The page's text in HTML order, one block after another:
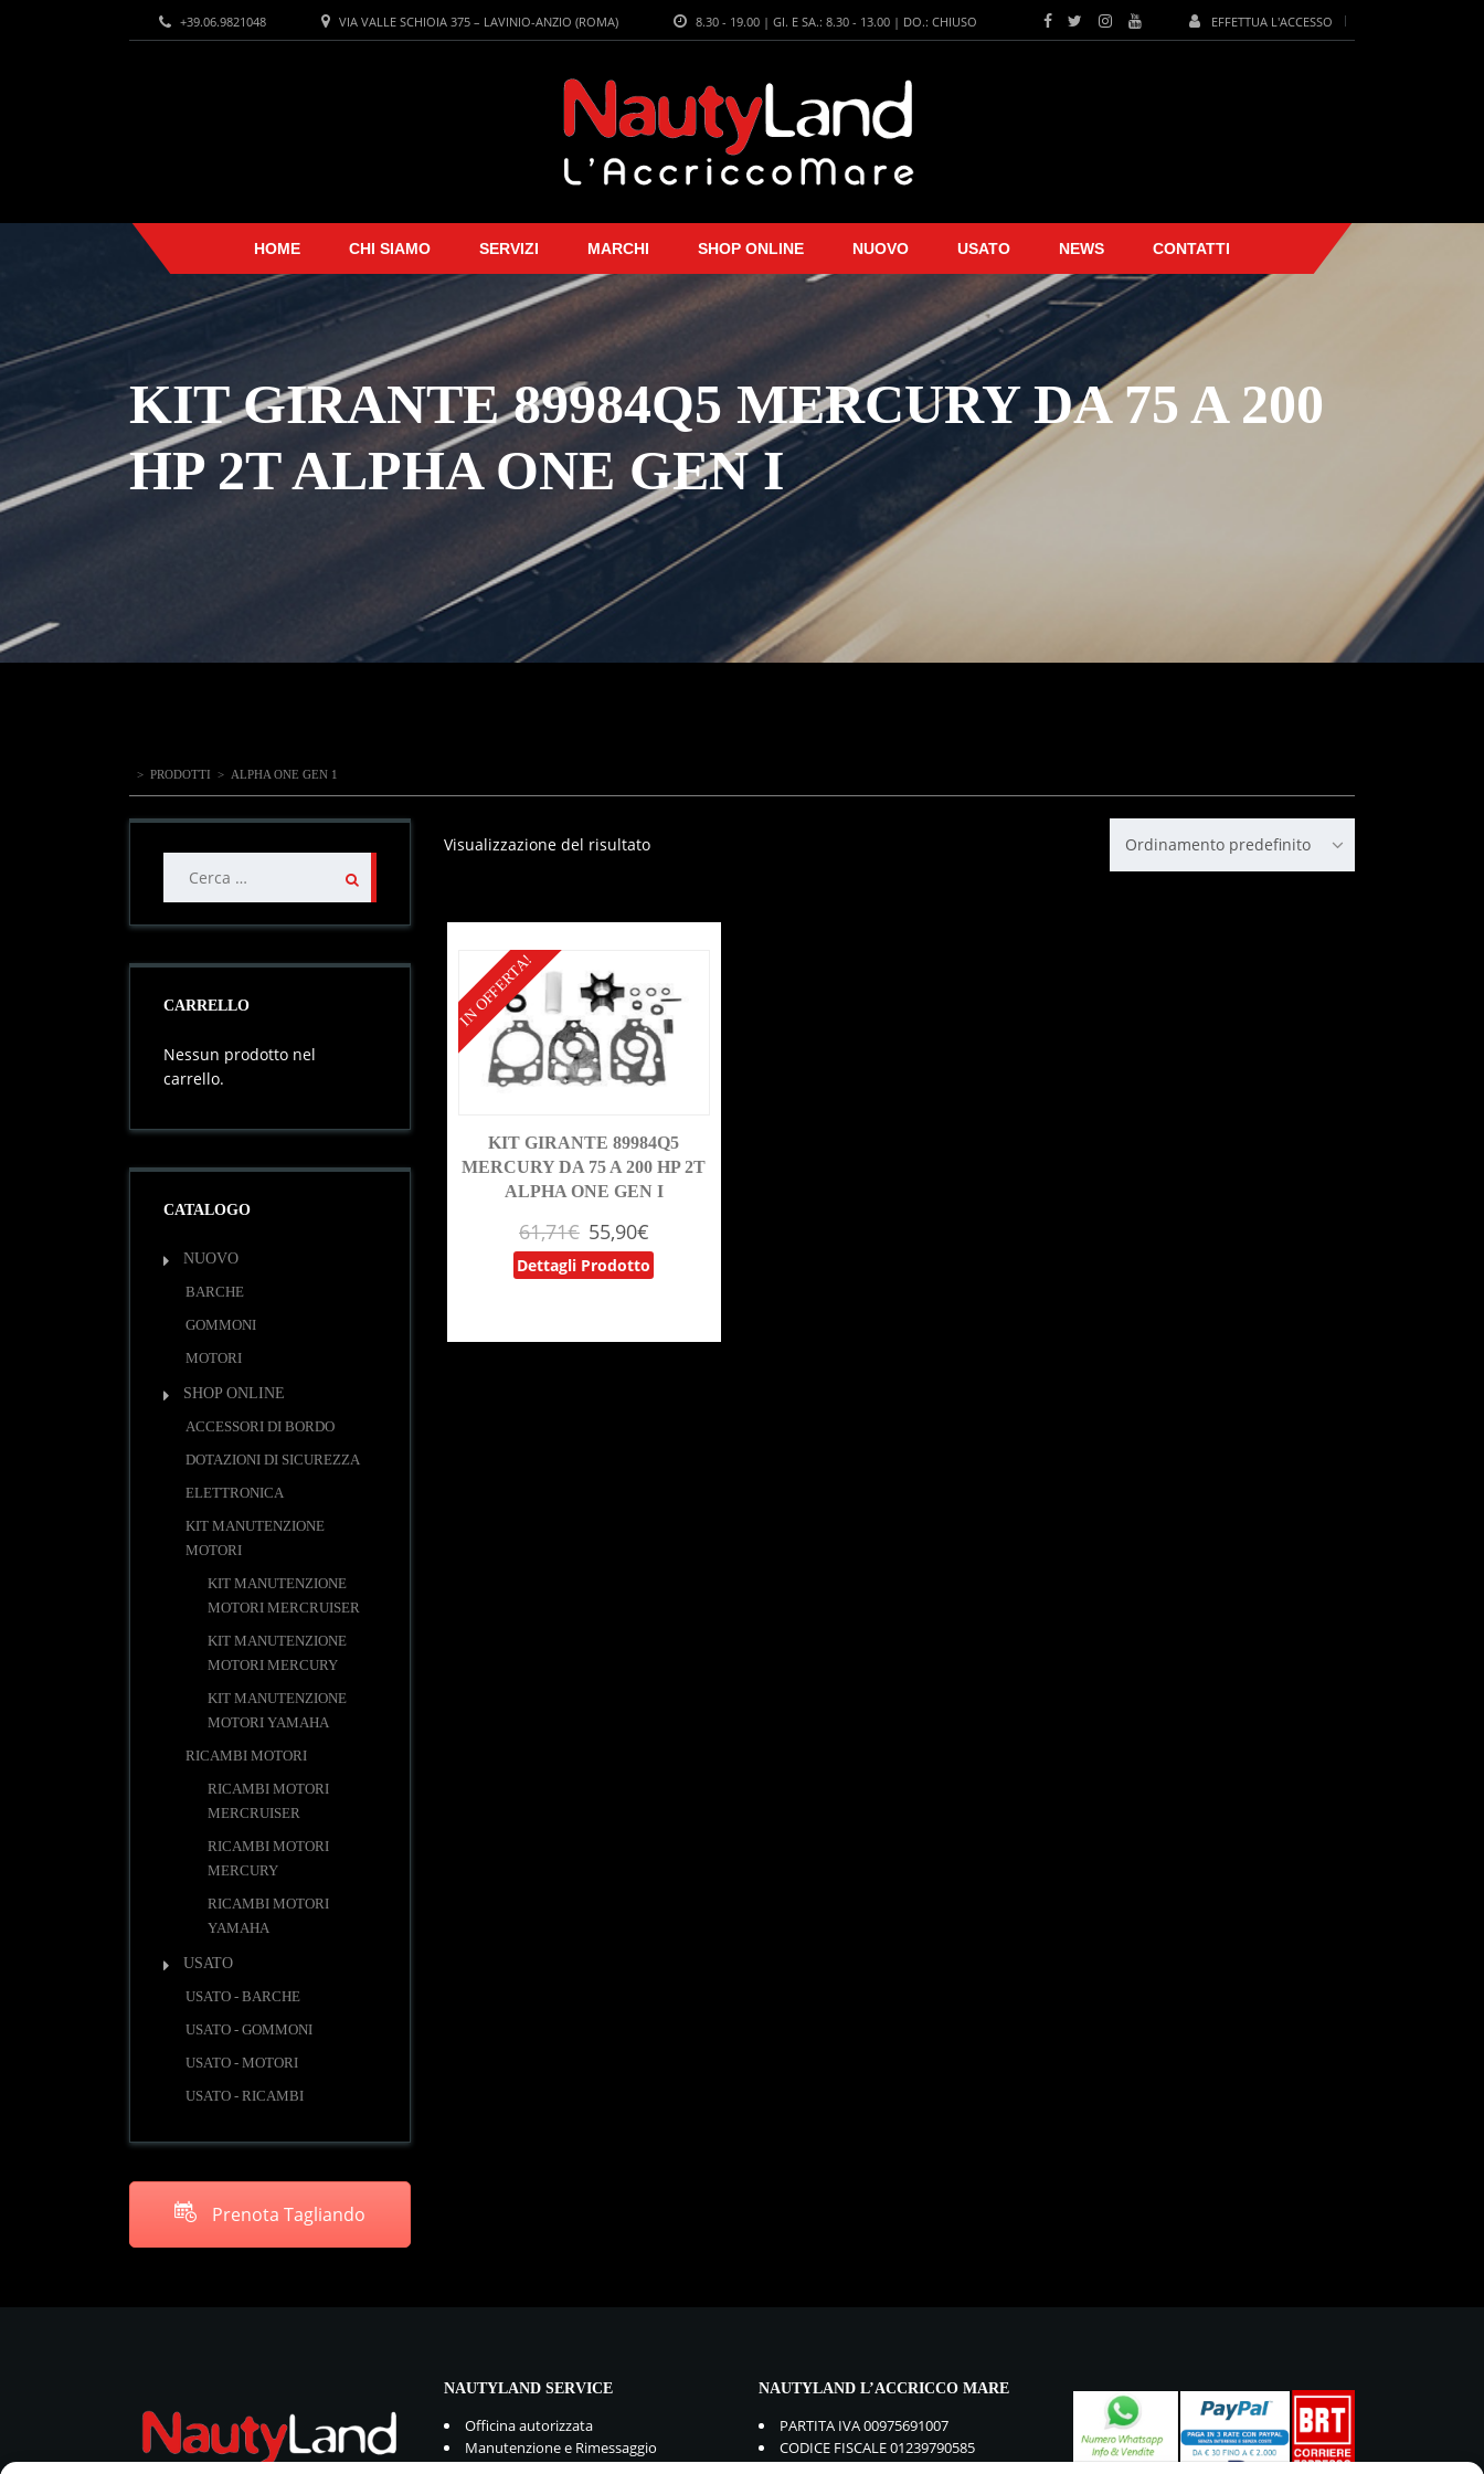
EFFETTUA L'ACCESSO
8.30 - 19.00 | GI. E SA.: 8.30 - 13.00 | DO.: CHIUSO
VIA VALLE SCHIOIA 375 – LAVINIO-ANZIO (ROMA)
+39.06.9821048
HOME CHI SIAMO SERVIZI MARCHI SHOP ONLINE NUOVO USATO NEWS CONTATTI
KIT GIRANTE 89984Q5 MERCURY DA 75 A 200
HP 2T ALPHA ONE GEN I
> PRODOTTI > ALPHA ONE GEN 1
Visualizzazione del risultato Ordinamento predefinito
IN OFFERTA!
KIT GIRANTE 89984Q5
MERCURY DA 75 A 200 HP 2T
ALPHA ONE GEN I
61,71€ 55,90€
Dettagli Prodotto
per:
CARRELLO
Nessun prodotto nel
carrello.
CATALOGO
NUOVO
BARCHE
GOMMONI
MOTORI
SHOP ONLINE
ACCESSORI DI BORDO
DOTAZIONI DI SICUREZZA
ELETTRONICA
KIT MANUTENZIONE
MOTORI
KIT MANUTENZIONE
MOTORI MERCRUISER
KIT MANUTENZIONE
MOTORI MERCURY
KIT MANUTENZIONE
MOTORI YAMAHA
RICAMBI MOTORI
RICAMBI MOTORI
MERCRUISER
RICAMBI MOTORI
MERCURY
RICAMBI MOTORI
YAMAHA
USATO
USATO - BARCHE
USATO - GOMMONI
USATO - MOTORI
USATO - RICAMBI
Prenota Tagliando
NAUTYLAND SERVICE
Officina autorizzata
Manutenzione e Rimessaggio
NAUTYLAND L’ACCRICCO MARE
PARTITA IVA 00975691007
CODICE FISCALE 01239790585